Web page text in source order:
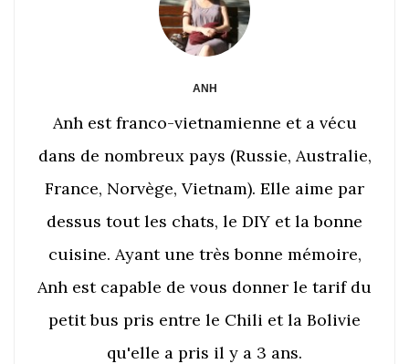
ANH
Anh est franco-vietnamienne et a vécu
dans de nombreux pays (Russie, Australie,
France, Norvège, Vietnam). Elle aime par
dessus tout les chats, le DIY et la bonne
cuisine. Ayant une très bonne mémoire,
Anh est capable de vous donner le tarif du
petit bus pris entre le Chili et la Bolivie
qu'elle a pris il y a 3 ans.